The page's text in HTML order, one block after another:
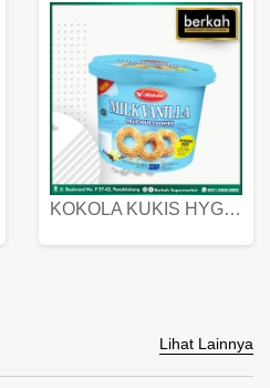
KOKOLA KUKIS HYGIENIC MILK VANILLA PACK 320 GR
Lihat Lainnya